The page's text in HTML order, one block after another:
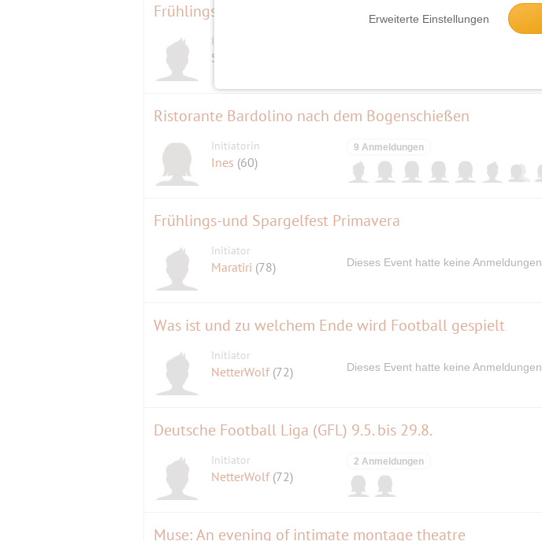
Erweiterte Einstellungen
Frühlingsfest mit Trödelmarkt auf der Hellen Oase
Initiator
Störtebeker
Ristorante Bardolino nach dem Bogenschießen
Initiatorin
Ines (60)
9 Anmeldungen
Frühlings-und Spargelfest Primavera
Initiator
Maratiri (78) Dieses Event hatte keine Anmeldungen
Was ist und zu welchem Ende wird Football gespielt
Initiator
NetterWolf (72) Dieses Event hatte keine Anmeldungen
Deutsche Football Liga (GFL) 9.5. bis 29.8.
Initiator
NetterWolf (72)
2 Anmeldungen
Muse: An evening of intimate montage theatre